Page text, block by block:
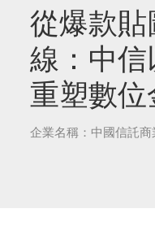
從爆款
線：中信
重塑數
企業名稱：中國信託商